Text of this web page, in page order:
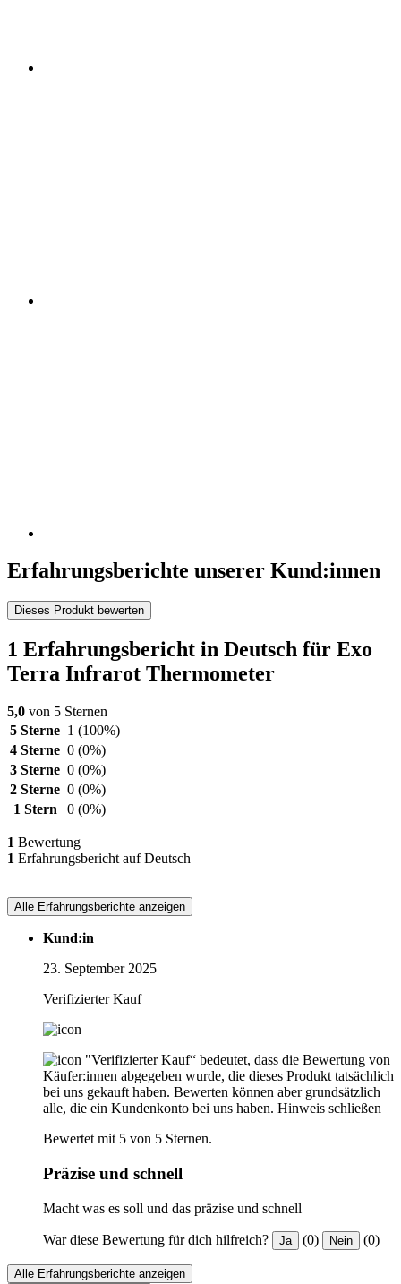
Erfahrungsberichte unserer Kund:innen
Dieses Produkt bewerten
1 Erfahrungsbericht in Deutsch für Exo
Terra Infrarot Thermometer
5,0 von 5 Sternen
5 Sterne 1 (100%)
4 Sterne 0 (0%)
3 Sterne 0 (0%)
2 Sterne 0 (0%)
1 Stern
0 (0%)
1 Bewertung
1 Erfahrungsbericht auf Deutsch
Alle Erfahrungsberichte anzeigen
Kund:in
23. September 2025
Verifizierter Kauf
"Verifizierter Kauf“ bedeutet, dass die Bewertung von
Käufer:innen abgegeben wurde, die dieses Produkt tatsächlich
bei uns gekauft haben. Bewerten können aber grundsätzlich
alle, die ein Kundenkonto bei uns haben. Hinweis schließen
Bewertet mit 5 von 5 Sternen.
Präzise und schnell
Macht was es soll und das präzise und schnell
War diese Bewertung für dich hilfreich? Ja (0) Nein (0)
Alle Erfahrungsberichte anzeigen